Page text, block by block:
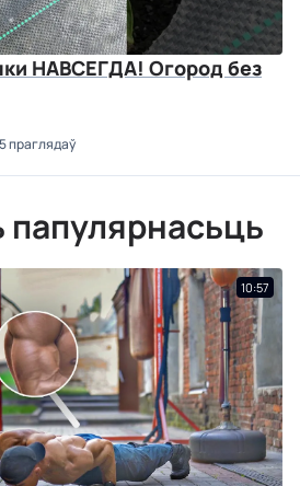
Огород без
праглядаў
10:57